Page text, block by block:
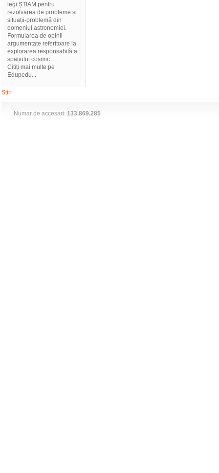
legi ȘTIAM pentru
rezolvarea de probleme și
situații-problemă din
domeniul astronomiei.
Formularea de opinii
argumentate referitoare la
explorarea responsabilă a
spațiului cosmic...
Citiți mai multe pe
Edupedu...
Stiri
Numar de accesari: 133.869.285